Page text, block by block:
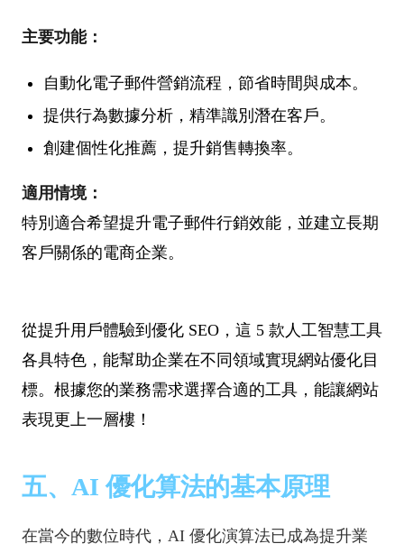
主要功能：
自動化電子郵件營銷流程，節省時間與成本。
提供行為數據分析，精準識別潛在客戶。
創建個性化推薦，提升銷售轉換率。
適用情境：
特別適合希望提升電子郵件行銷效能，並建立長期
客戶關係的電商企業。
從提升用戶體驗到優化 SEO，這 5 款人工智慧工具
各具特色，能幫助企業在不同領域實現網站優化目
標。根據您的業務需求選擇合適的工具，能讓網站
表現更上一層樓！
五、AI 優化算法的基本原理
在當今的數位時代，AI 優化演算法已成為提升業